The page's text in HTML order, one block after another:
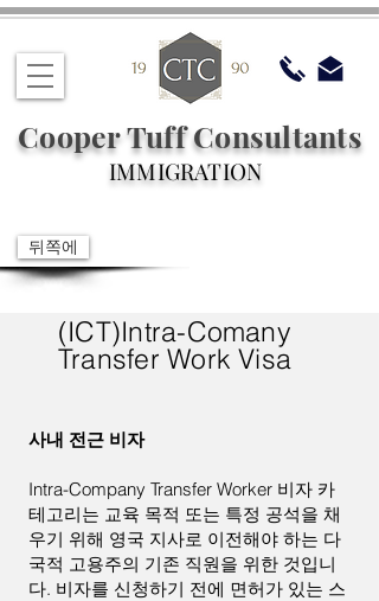
Cooper Tuff Consultants
IMMIGRATION
뒤쪽에
(ICT)Intra-Comany
Transfer Work Visa
사내 전근 비자
Intra-Company Transfer Worker 비자 카
테고리는 교육 목적 또는 특정 공석을 채
우기 위해 영국 지사로 이전해야 하는 다
국적 고용주의 기존 직원을 위한 것입니
다. 비자를 신청하기 전에 면허가 있는 스